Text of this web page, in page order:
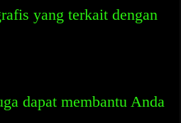
yang terkait dengan
dapat membantu Anda